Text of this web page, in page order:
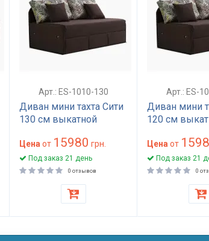
Арт.: ES-1010-130
Диван мини тахта Сити
130 см выкатной
Цена от 15980 грн.
Под заказ 21 день
0 отзывов
Арт.: ES-
Диван мини
120 см
Цена от
Под заказ 21
0